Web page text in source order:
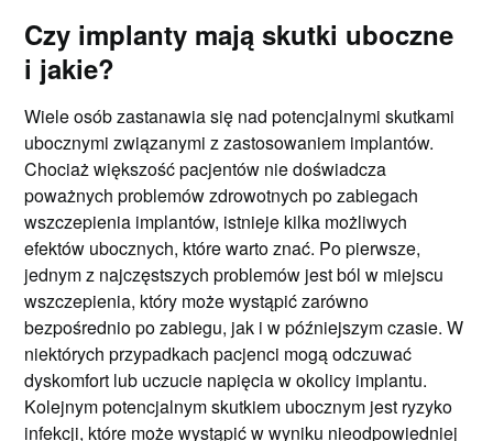
Czy implanty mają skutki uboczne
i jakie?
Wiele osób zastanawia się nad potencjalnymi skutkami
ubocznymi związanymi z zastosowaniem implantów.
Chociaż większość pacjentów nie doświadcza
poważnych problemów zdrowotnych po zabiegach
wszczepienia implantów, istnieje kilka możliwych
efektów ubocznych, które warto znać. Po pierwsze,
jednym z najczęstszych problemów jest ból w miejscu
wszczepienia, który może wystąpić zarówno
bezpośrednio po zabiegu, jak i w późniejszym czasie. W
niektórych przypadkach pacjenci mogą odczuwać
dyskomfort lub uczucie napięcia w okolicy implantu.
Kolejnym potencjalnym skutkiem ubocznym jest ryzyko
infekcji, które może wystąpić w wyniku nieodpowiedniej